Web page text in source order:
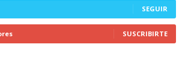
SEGUIR
SUSCRIBIRTE